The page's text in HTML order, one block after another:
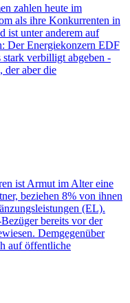
zahlen heute im
als ihre Konkurrenten in
ist unter anderem auf
Der Energiekonzern EDF
stark verbilligt abgeben -
der aber die
ist Armut im Alter eine
beziehen 8% von ihnen
(EL).
bereits vor der
Demgegenüber
auf öffentliche